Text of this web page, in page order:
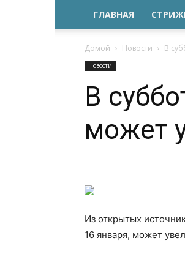
ГЛАВНАЯ
Домой Новости В
Новости
В
может
Из открытых
16 января, может